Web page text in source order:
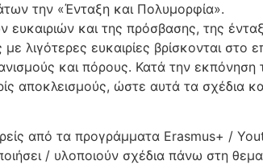
την «Ένταξη και Πολυμορφία».
και της πρόσβασης, της
με λιγότερες ευκαιρίες βρίσκονται
και πόρους. Κατά την εκπόνηση
αποκλεισμούς, ώστε αυτά τα σχέδια
από τα προγράμματα Erasmus+ /
/ υλοποιούν σχέδια πάνω στη